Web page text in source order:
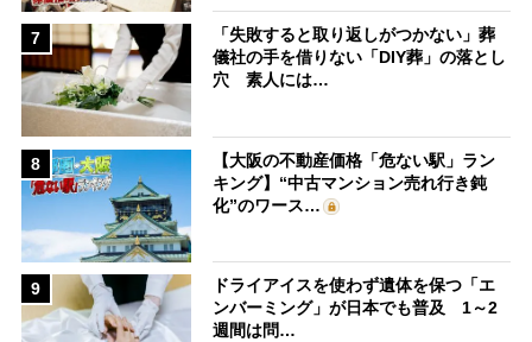
7
「失敗すると取り返しがつかない」葬
儀社の手を借りない「DIY葬」の落とし
穴 素人には…
8
【大阪の不動産価格「危ない駅」ラン
キング】“中古マンション売れ行き鈍
化”のワース…
9
ドライアイスを使わず遺体を保つ「エ
ンバーミング」が日本でも普及 1～2
週間は問…